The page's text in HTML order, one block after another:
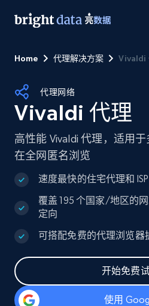
Home 代理解决方案 Vivaldi
代理网络
Vivaldi 代理
高性能 Vivaldi 代理，适用
在全网匿名浏览
速度最快的住宅代理和
覆盖 195 个国家/地区的
定向
可搭配免费的代理浏览器
开始免费
使用